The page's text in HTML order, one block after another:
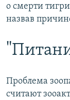
о смерти
назвав
Проблема
считают